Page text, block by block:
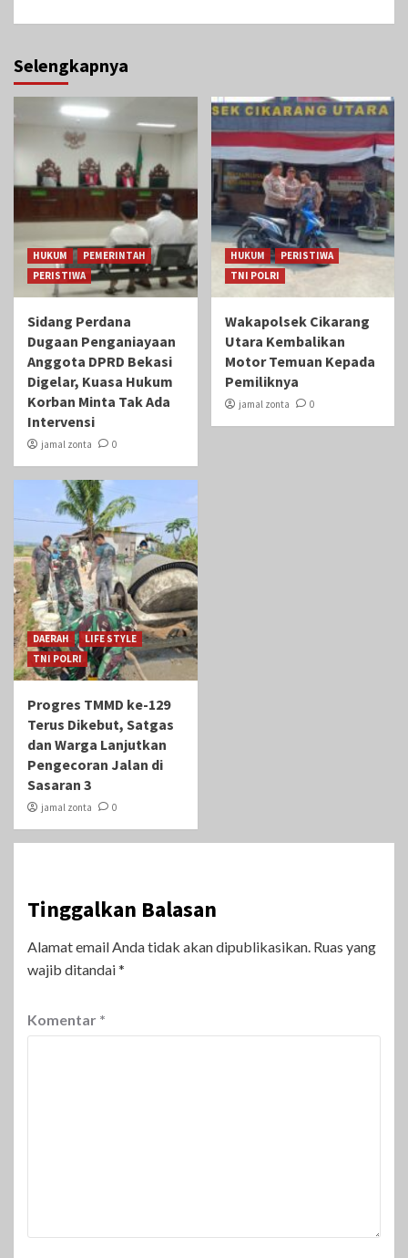
Selengkapnya
HUKUM
PEMERINTAH
PERISTIWA
Sidang Perdana
Dugaan Penganiayaan
Anggota DPRD Bekasi
Digelar, Kuasa Hukum
Korban Minta Tak Ada
Intervensi
jamal zonta 0
HUKUM
PERISTIWA
TNI POLRI
Wakapolsek Cikarang
Utara Kembalikan
Motor Temuan Kepada
Pemiliknya
jamal zonta 0
DAERAH
LIFE STYLE
TNI POLRI
Progres TMMD ke-129
Terus Dikebut, Satgas
dan Warga Lanjutkan
Pengecoran Jalan di
Sasaran 3
jamal zonta 0
Tinggalkan Balasan
Alamat email Anda tidak akan dipublikasikan. Ruas yang
wajib ditandai*
Komentar *